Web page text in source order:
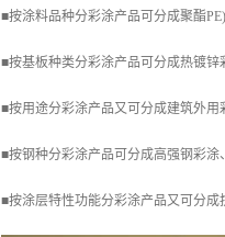
■按涂料品种分彩涂产品可分成聚酯
■按基板种类分彩涂产品可分成热镀
■按用途分彩涂产品又可分成建筑外
■按钢种分彩涂产品可分成高强钢彩涂
■按涂层特性功能分彩涂产品又可分成